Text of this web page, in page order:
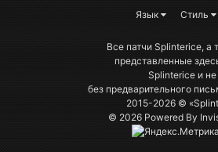
Язык Стиль
Все патчи Splinterice, а
представленные
Splinterice и
без предварительного
2015-2026 ©
© 2026 Powered By